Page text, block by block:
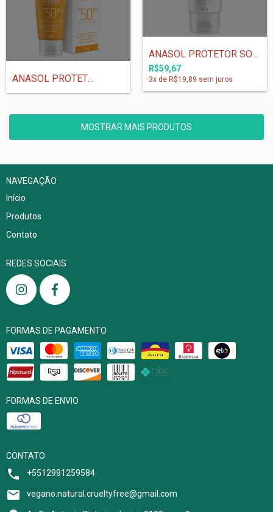
ANASOL PROTETOR SOLAR FACIAL ANTIRRUGAS...
ANASOL PROTETOR SOLAR FACIAL FPS 75 - 60...
R$59,67
3x de R$19,89 sem juros
MOSTRAR MAIS PRODUTOS
NAVEGAÇÃO
Início
Produtos
Contato
REDES SOCIAIS
FORMAS DE PAGAMENTO
FORMAS DE ENVIO
CONTATO
+5512991259584
vegano.natural.crueltyfree@gmail.com